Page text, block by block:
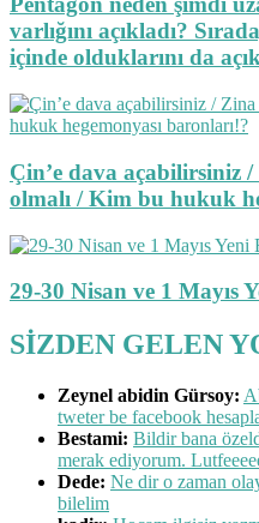
varlığını açıkladı?
içinde olduklarını da
Çin’e dava açabilirsiniz
olmalı / Kim bu hukuk
29-30 Nisan ve 1 Mayıs
SİZDEN GELEN
Zeynel abidin Gürsoy:
tweter be facebook
Bestami: Bildir bana
merak ediyorum.
Dede: Ne dir o zaman
bilelim